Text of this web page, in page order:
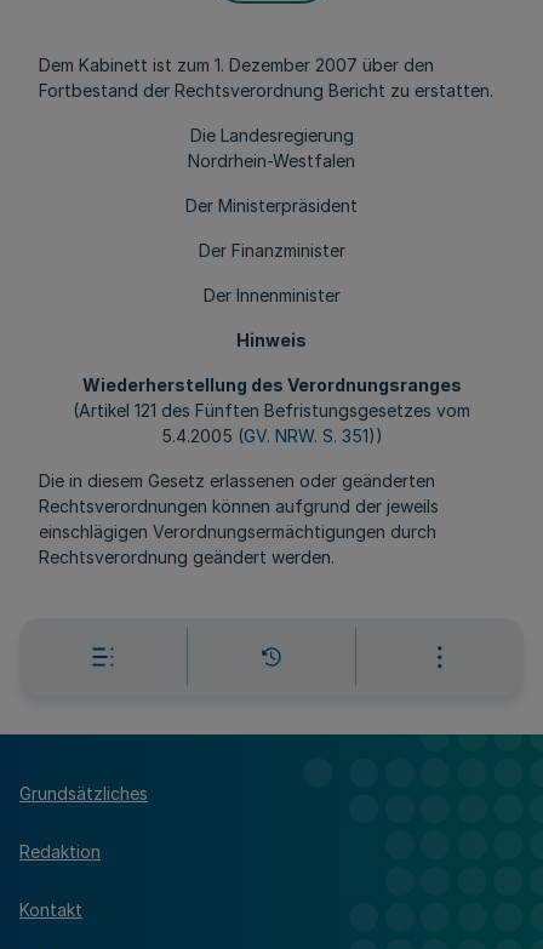
Dem Kabinett ist zum 1. Dezember 2007 über den
Fortbestand der Rechtsverordnung Bericht zu erstatten.
Die Landesregierung
Nordrhein-Westfalen
Der Ministerpräsident
Der Finanzminister
Der Innenminister
Hinweis
Wiederherstellung des Verordnungsranges
(Artikel 121 des Fünften Befristungsgesetzes vom
5.4.2005 (GV. NRW. S. 351))
Die in diesem Gesetz erlassenen oder geänderten
Rechtsverordnungen können aufgrund der jeweils
einschlägigen Verordnungsermächtigungen durch
Rechtsverordnung geändert werden.
Grundsätzliches
Redaktion
Kontakt